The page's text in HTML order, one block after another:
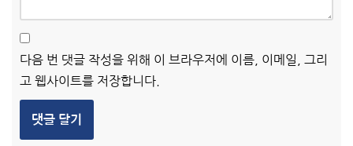
다음 번 댓글 작성을 위해 이 브라우저에 이름, 이메일, 그리
고 웹사이트를 저장합니다.